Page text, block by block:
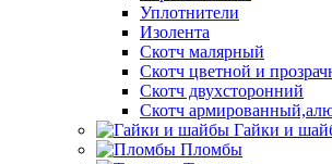
Уплотнители
Изолента
Скотч малярный
Скотч цветной и
Скотч двухсторонний
Скотч
Гайки и
Пломбы